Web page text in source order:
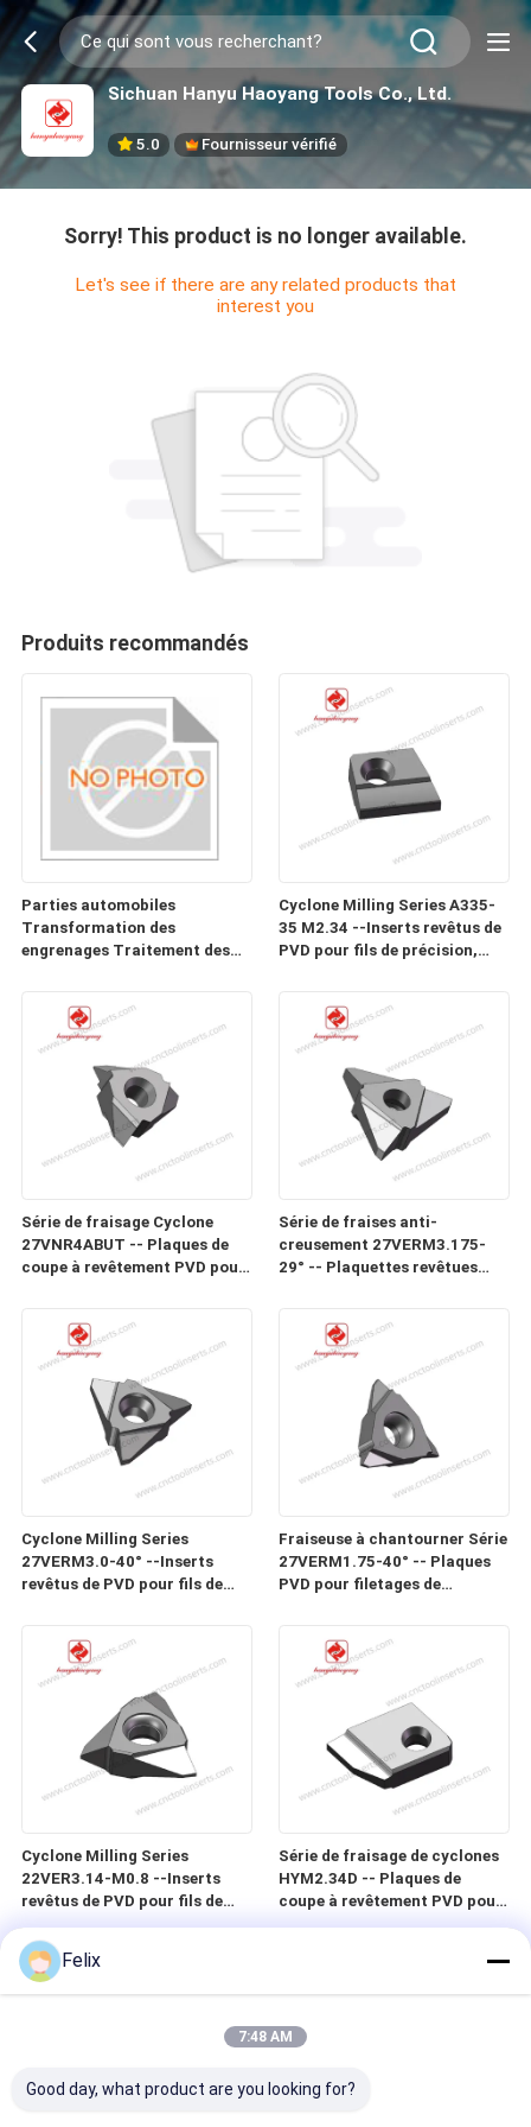
Sichuan Hanyu Haoyang Tools Co., Ltd.
5.0 Fournisseur vérifié
Sorry! This product is no longer available.
Let's see if there are any related products that
interest you
Produits recommandés
Parties automobiles
Transformation des
engrenages Traitement des
Cyclone Milling Series A335-
35 M2.34 --Inserts revêtus de
PVD pour fils de précision,
Série de fraisage Cyclone
27VNR4ABUT -- Plaques de
coupe à revêtement PVD pour
matériaux difficiles à usiner
Série de fraises anti-
creusement 27VERM3.175-
29° -- Plaquettes revêtues
vis à billes dans des matériaux
difficiles à usiner
Cyclone Milling Series
27VERM3.0-40° --Inserts
revêtus de PVD pour fils de
difficiles à usiner
Fraiseuse à chantourner Série
27VERM1.75-40° -- Plaques
PVD pour filetages de
difficiles à usiner
Cyclone Milling Series
22VER3.14-M0.8 --Inserts
revêtus de PVD pour fils de
précision, vers, vis et vis à
billes dans les matériaux
difficiles à usiner
Série de fraisage de cyclones
HYM2.34D -- Plaques de
coupe à revêtement PVD pour
filetages de précision, vis sans
matériaux difficiles à usiner
Felix
7:48 AM
Good day, what product are you looking for?